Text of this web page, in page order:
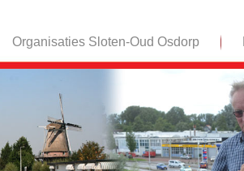
Organisaties Sloten-Oud Osdorp